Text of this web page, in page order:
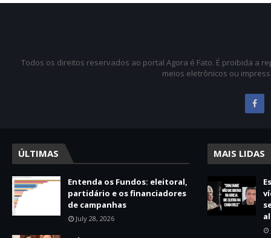
Todos os direitos reservados ao portal Agora é Fato. É proibida a
meios eletrônicos ou
ÚLTIMAS
Entenda os Fundos: eleitoral,
partidário e os financiadores
de campanhas
July 28, 2026
MAIS LIDAS